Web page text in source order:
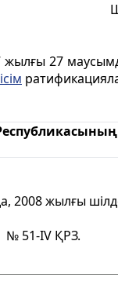
жылғы 27
2008 жылғы
№ 51-ІV ҚРЗ.